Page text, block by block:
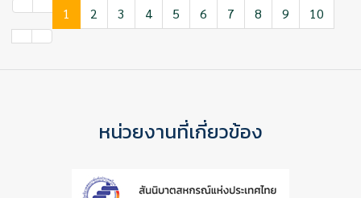
1 2 3 4 5 6 7 8 9 10
หน่วยงานที่เกี่ยวข้อง